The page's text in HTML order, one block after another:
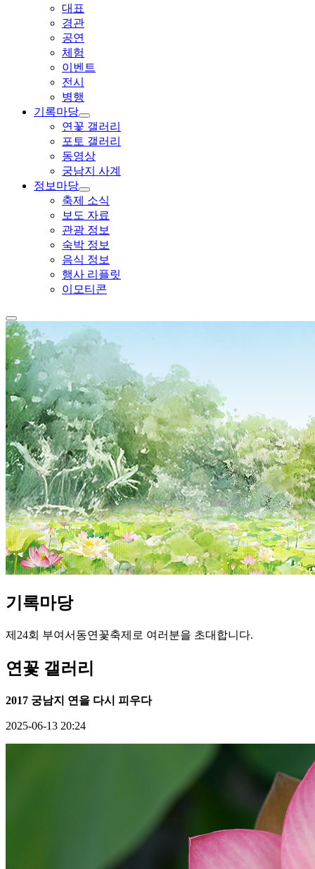
대표
경관
공연
체험
이벤트
전시
병행
기록마당
연꽃 갤러리
포토 갤러리
동영상
궁남지 사계
정보마당
축제 소식
보도 자료
관광 정보
숙박 정보
음식 정보
행사 리플릿
이모티콘
기록마당
제24회 부여서동연꽃축제로 여러분을 초대합니다.
연꽃 갤러리
2017 궁남지 연을 다시 피우다
2025-06-13 20:24